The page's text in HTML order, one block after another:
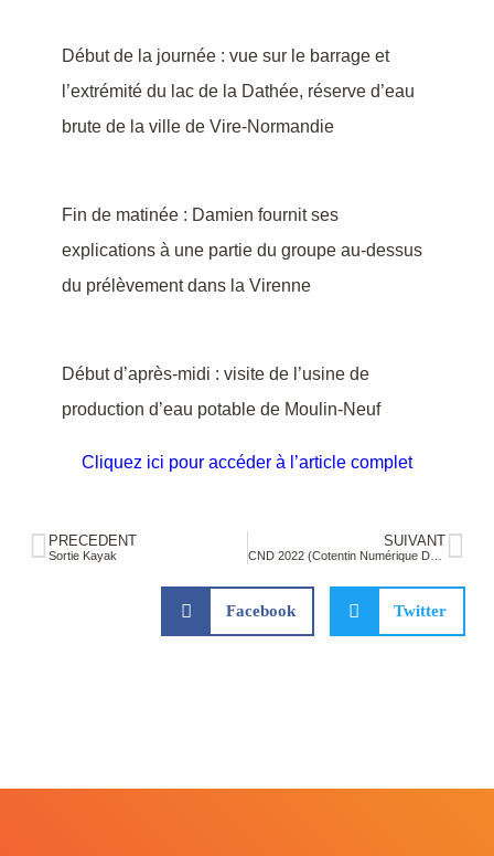
Début de la journée : vue sur le barrage et
l’extrémité du lac de la Dathée, réserve d’eau
brute de la ville de Vire-Normandie
Fin de matinée : Damien fournit ses
explications à une partie du groupe au-dessus
du prélèvement dans la Virenne
Début d’après-midi : visite de l’usine de
production d’eau potable de Moulin-Neuf
Cliquez ici pour accéder à l’article complet
PRÉCÉDENT
Sortie Kayak
SUIVANT
CND 2022 (Cotentin Numérique Démonstration)
Facebook Twitter